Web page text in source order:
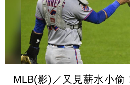
MLB(影)／又見薪水小偷